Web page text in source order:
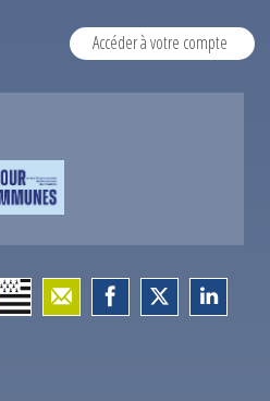
Accéder à votre compte